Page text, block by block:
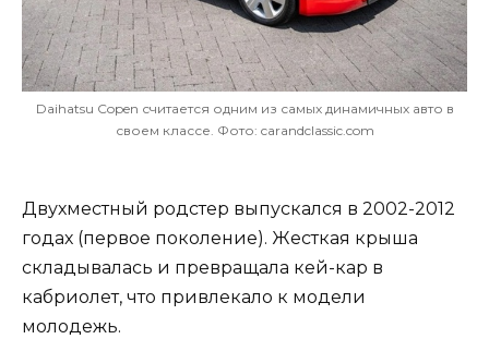
Daihatsu Copen считается одним из самых динамичных авто в
своем классе. Фото: carandclassic.com
Двухместный родстер выпускался в 2002-2012
годах (первое поколение). Жесткая крыша
складывалась и превращала кей-кар в
кабриолет, что привлекало к модели
молодежь.